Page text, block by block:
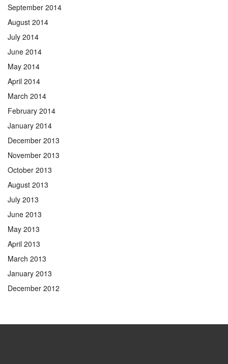
September 2014
August 2014
July 2014
June 2014
May 2014
April 2014
March 2014
February 2014
January 2014
December 2013
November 2013
October 2013
August 2013
July 2013
June 2013
May 2013
April 2013
March 2013
January 2013
December 2012